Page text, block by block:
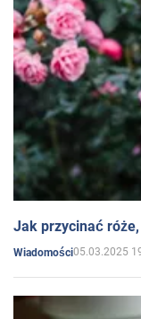
Jak przycinać
Wiadomości05.03.2025